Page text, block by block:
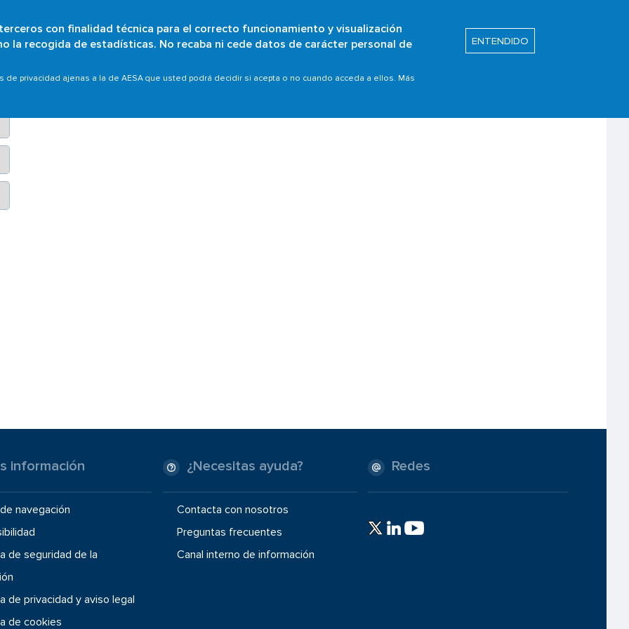
con finalidad técnica para el correcto funcionamiento y visualización
la recogida de estadísticas. No recaba ni cede datos de carácter personal de
privacidad ajenas a la de AESA que usted podrá decidir si acepta o no cuando acceda a ellos. Más
ENTENDIDO
Pasar
al
principal
¿Quiénes somos? Particulares Organizaciones Ámbitos Prom. de Seguridad
Buscar
No se han encontrado resultados para el criterio de búsqueda utilizado.
información
navegación
de seguridad de la
de privacidad y aviso legal
de cookies
¿Necesitas ayuda?
Contacta con nosotros
Preguntas frecuentes
Canal interno de información
Redes